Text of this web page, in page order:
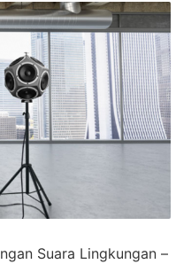
Suara Lingkungan –